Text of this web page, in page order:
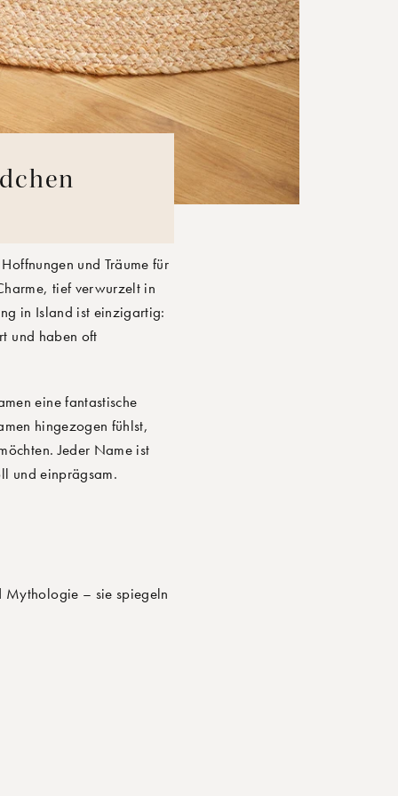
und Träume für
tief verwurzelt in
in Island ist einzigartig:
und haben oft
eine fantastische
hingezogen fühlst,
Jeder Name ist
und einprägsam.
Mythologie – sie spiegeln